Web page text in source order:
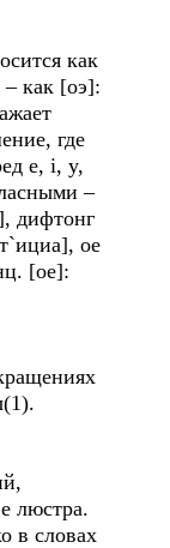
как
как [оэ]:
где
e, i, y,
–
дифтонг
oe
[ое]:
люстра.
в словах